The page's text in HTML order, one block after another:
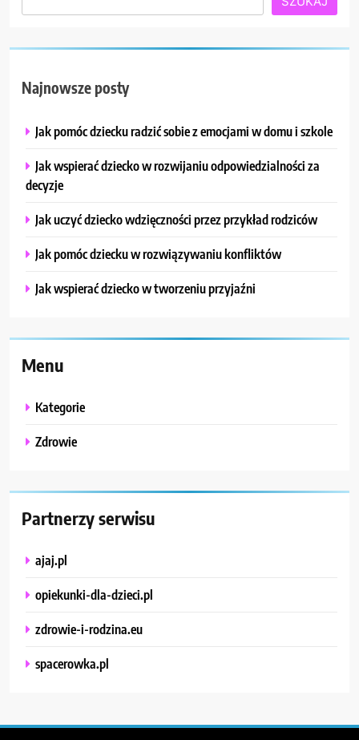
Najnowsze posty
Jak pomóc dziecku radzić sobie z emocjami w domu i szkole
Jak wspierać dziecko w rozwijaniu odpowiedzialności za
decyzje
Jak uczyć dziecko wdzięczności przez przykład rodziców
Jak pomóc dziecku w rozwiązywaniu konfliktów
Jak wspierać dziecko w tworzeniu przyjaźni
Menu
Kategorie
Zdrowie
Partnerzy serwisu
ajaj.pl
opiekunki-dla-dzieci.pl
zdrowie-i-rodzina.eu
spacerowka.pl